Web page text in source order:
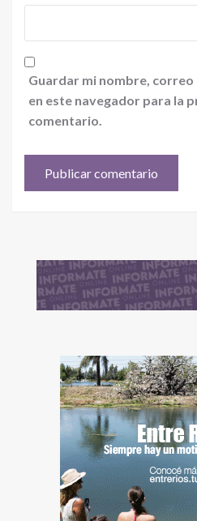
Guardar mi nombre,
en este navegador para la
comentario.